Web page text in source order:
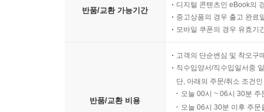
반품/교환 가능기간
디지털 콘텐츠인 eBook의
중고상품의 경우 출고 완료
모바일 쿠폰의 경우 유효기
반품/교환 비용
고객의 단순변심 및 착오구
직수입양서/직수입일서중
단, 아래의 주문/취소 조건
오늘 00시 ~ 06시 30분
오늘 06시 30분 이후 주